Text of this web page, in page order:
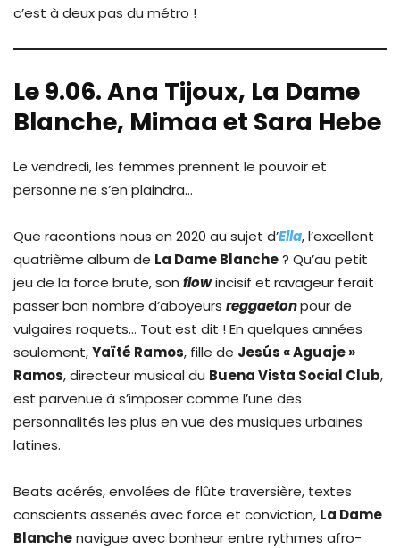
c’est à deux pas du métro !
Le 9.06. Ana Tijoux, La Dame
Blanche, Mimaa et Sara Hebe
Le vendredi, les femmes prennent le pouvoir et
personne ne s’en plaindra…
Que racontions nous en 2020 au sujet d’Ella, l’excellent
quatrième album de La Dame Blanche? Qu’au petit
jeu de la force brute, son flowincisif et ravageur ferait
passer bon nombre d’aboyeurs reggaetonpour de
vulgaires roquets… Tout est dit ! En quelques années
seulement,Yaïté Ramos, fille de Jesús « Aguaje »
Ramos, directeur musical du Buena Vista Social Club,
est parvenue à s’imposer comme l’une des
personnalités les plus en vue des musiques urbaines
latines.
Beats acérés, envolées de flûte traversière, textes
conscients assenés avec force et conviction, La Dame
Blanchenavigue avec bonheur entre rythmes afro-